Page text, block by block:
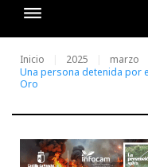
Inicio 2025 marzo
Una persona detenida por
Oro